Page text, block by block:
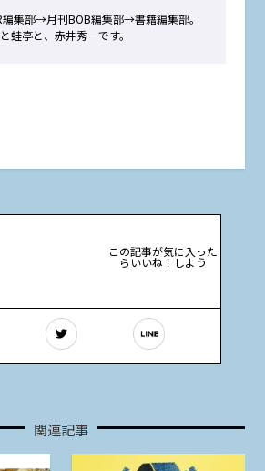
編集部→月刊BOB編集部→書籍編集部。
蛙亭と、赤井秀一です。
この記事が気に入った
らいいね！しよう
関連記事